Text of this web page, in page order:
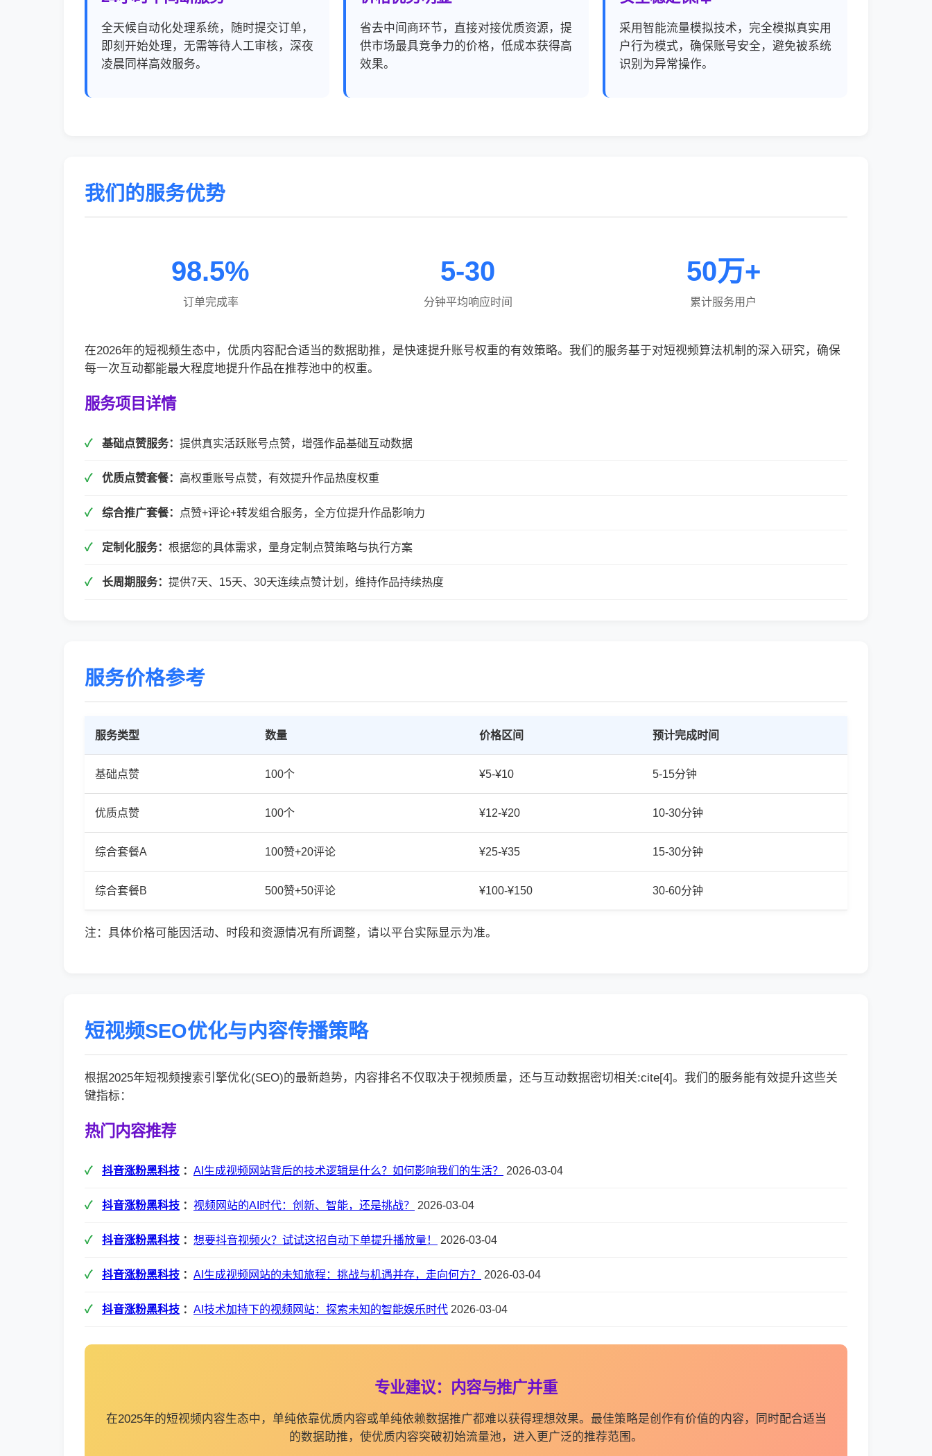
全天候自动化处理系统，随时提交订单，
即刻开始处理，无需等待人工审核，深夜
凌晨同样高效服务。
省去中间商环节，直接对接优质资源，提
供市场最具竞争力的价格，低成本获得高
效果。
采用智能流量模拟技术，完全模拟真实用
户行为模式，确保账号安全，避免被系统
识别为异常操作。
我们的服务优势
98.5%
订单完成率
5-30
分钟平均响应时间
50万+
累计服务用户
在2026年的短视频生态中，优质内容配合适当的数据助推，是快速提升账号权重的有效策略。我们的服务基于对短视频算法机制的深入研究，确保
每一次互动都能最大程度地提升作品在推荐池中的权重。
服务项目详情
基础点赞服务： 提供真实活跃账号点赞，增强作品基础互动数据
优质点赞套餐： 高权重账号点赞，有效提升作品热度权重
综合推广套餐： 点赞+评论+转发组合服务，全方位提升作品影响力
定制化服务： 根据您的具体需求，量身定制点赞策略与执行方案
长周期服务： 提供7天、15天、30天连续点赞计划，维持作品持续热度
服务价格参考
服务类型 数量 价格区间 预计完成时间
基础点赞 100个 ¥5-¥10 5-15分钟
优质点赞 100个 ¥12-¥20 10-30分钟
综合套餐A 100赞+20评论 ¥25-¥35 15-30分钟
综合套餐B 500赞+50评论 ¥100-¥150 30-60分钟
注：具体价格可能因活动、时段和资源情况有所调整，请以平台实际显示为准。
短视频SEO优化与内容传播策略
根据2025年短视频搜索引擎优化(SEO)的最新趋势，内容排名不仅取决于视频质量，还与互动数据密切相关:cite[4]。我们的服务能有效提升这些关
键指标：
热门内容推荐
抖音涨粉黑科技 ： AI生成视频网站背后的技术逻辑是什么？如何影响我们的生活？ 2026-03-04
抖音涨粉黑科技 ： 视频网站的AI时代：创新、智能，还是挑战？ 2026-03-04
抖音涨粉黑科技 ： 想要抖音视频火？试试这招自动下单提升播放量！ 2026-03-04
抖音涨粉黑科技 ： AI生成视频网站的未知旅程：挑战与机遇并存，走向何方？ 2026-03-04
抖音涨粉黑科技 ： AI技术加持下的视频网站：探索未知的智能娱乐时代 2026-03-04
专业建议：内容与推广并重
在2025年的短视频内容生态中，单纯依靠优质内容或单纯依赖数据推广都难以获得理想效果。最佳策略是创作有价值的内容，同时配合适当
的数据助推，使优质内容突破初始流量池，进入更广泛的推荐范围。